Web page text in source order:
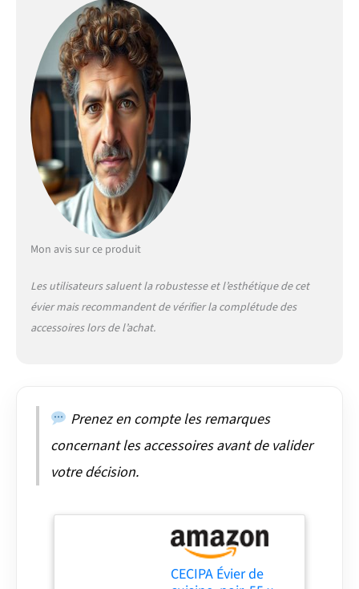
directement votre
robinet de cuisine
préféré, distributeur de
savon ou purificateur
d'eau (vendu
séparément). Design
antibruit : l'épaisseur
du fond de l'évier est
jusqu'à 1,2 cm, ce qui
atténue efficacement le
vie calme pour vous et
votre famille. DRAINAGE
moustiques par des
principes physiques. Le
tuyau de vidange est
interfaces réservées qui
permettent de
connecter le drain du
lave-vaisselle et
d'autres appareils de
Mon avis sur ce produit
Les utilisateurs saluent la robustesse et l’esthétique de cet
évier mais recommandent de vérifier la complétude des
accessoires lors de l’achat.
Prenez en compte les remarques
concernant les accessoires avant de valider
votre décision.
CECIPA Évier de